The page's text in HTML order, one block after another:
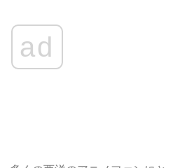
ad